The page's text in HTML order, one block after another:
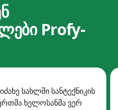
Profy-
სახლში სანტექნიკის
ხელოსანმა ვერ